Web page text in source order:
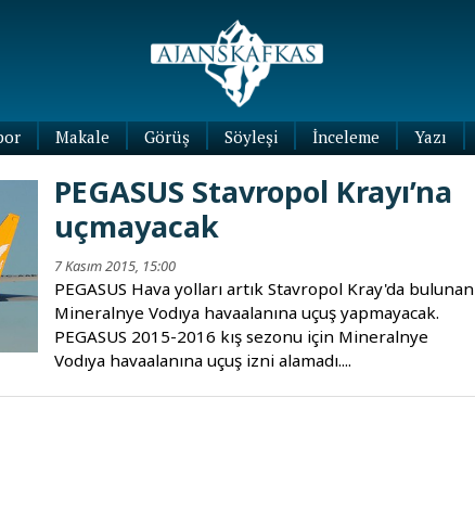
Makale Görüş Söyleşi İnceleme
Yazı
Yazıları
PEGASUS Stavropol Krayı’na
uçmayacak
7 Kasım 2015, 15:00
PEGASUS Hava yolları artık Stavropol Kray'da bulunan
Mineralnye Vodıya havaalanına uçuş yapmayacak.
PEGASUS 2015-2016 kış sezonu için Mineralnye
Vodıya havaalanına uçuş izni alamadı....